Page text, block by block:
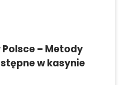
– Metody
w kasynie